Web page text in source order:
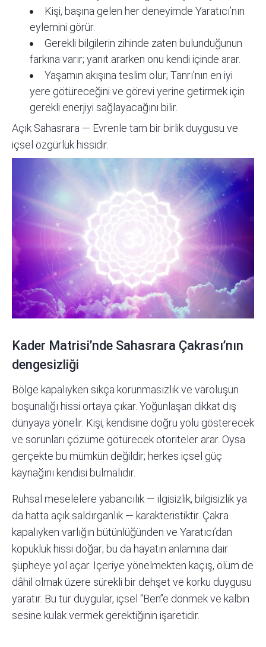
Kişi, başına gelen her deneyimde Yaratıcı’nın
eylemini görür.
Gerekli bilgilerin zihinde zaten bulunduğunun
farkına varır; yanıt ararken onu kendi içinde arar.
Yaşamın akışına teslim olur; Tanrı’nın en iyi
yere götüreceğini ve görevi yerine getirmek için
gerekli enerjiyi sağlayacağını bilir.
Açık Sahasrara — Evrenle tam bir birlik duygusu ve
içsel özgürlük hissidir.
Kader Matrisi’nde Sahasrara Çakrası’nın
dengesizliği
Bölge kapalıyken sıkça korunmasızlık ve varoluşun
boşunalığı hissi ortaya çıkar. Yoğunlaşan dikkat dış
dünyaya yönelir. Kişi, kendisine doğru yolu gösterecek
ve sorunları çözüme götürecek otoriteler arar. Oysa
gerçekte bu mümkün değildir; herkes içsel güç
kaynağını kendisi bulmalıdır.
Ruhsal meselelere yabancılık — ilgisizlik, bilgisizlik ya
da hatta açık saldırganlık — karakteristiktir. Çakra
kapalıyken varlığın bütünlüğünden ve Yaratıcı’dan
kopukluk hissi doğar; bu da hayatın anlamına dair
şüpheye yol açar. İçeriye yönelmekten kaçış, ölüm de
dâhil olmak üzere sürekli bir dehşet ve korku duygusu
yaratır. Bu tür duygular, içsel “Ben”e dönmek ve kalbin
sesine kulak vermek gerektiğinin işaretidir.